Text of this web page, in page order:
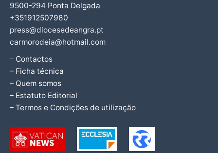
9500-294 Ponta Delgada
+351912507980
press@diocesedeangra.pt
carmorodeia@hotmail.com
– Contactos
– Ficha técnica
– Quem somos
– Estatuto Editorial
– Termos e Condições de utilização